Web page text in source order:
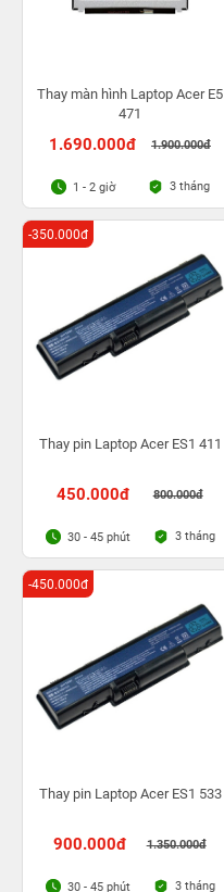
Thay màn hình Laptop Acer E5
471
1.690.000đ 1.900.000đ
1 - 2 giờ 3 tháng
Thay pin Laptop Acer ES1 411
450.000đ 800.000đ
-350.000đ
30 - 45 phút 3 tháng
Thay pin Laptop Acer ES1 533
900.000đ 1.350.000đ
-450.000đ
30 - 45 phút 3 tháng